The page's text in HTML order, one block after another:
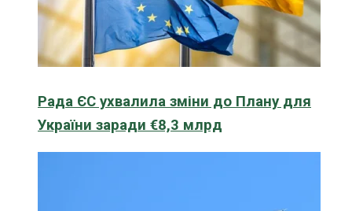
Рада ЄС ухвалила зміни до Плану для
України заради €8,3 млрд